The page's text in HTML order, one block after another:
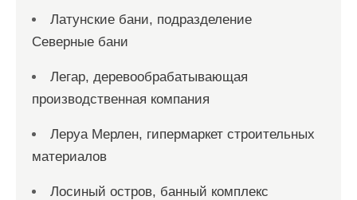
Латунские бани, подразделение
Северные бани
Легар, деревообрабатывающая
производственная компания
Леруа Мерлен, гипермаркет строительных
материалов
Лосиный остров, банный комплекс